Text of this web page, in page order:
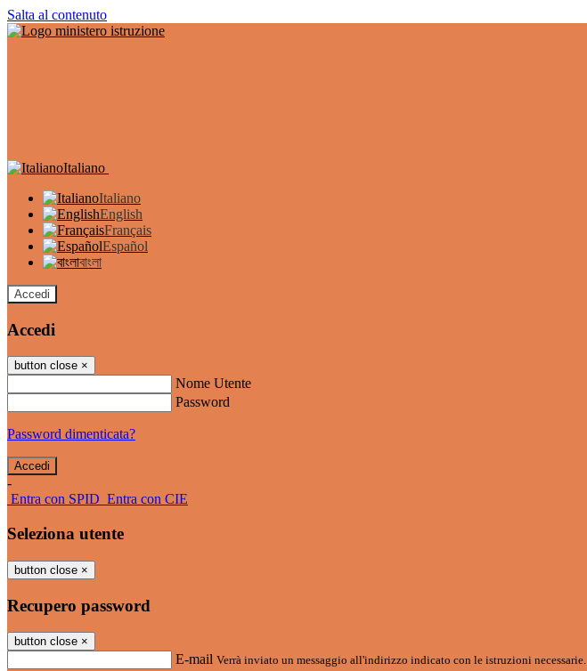
Salta al contenuto
Italiano
Italiano
English
Français
Español
বাংলা
Accedi
Accedi
button close ×
Nome Utente
Password
Password dimenticata?
-
Entra con SPID Entra con CIE
Seleziona utente
button close ×
Recupero password
button close ×
E-mail Verrà inviato un messaggio all'indirizzo indicato con le istruzioni necessarie.